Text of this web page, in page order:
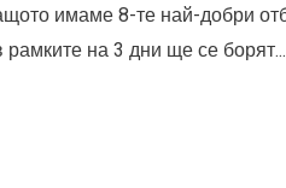
имаме 8-те най-добри
рамките на 3 дни ще се борят...